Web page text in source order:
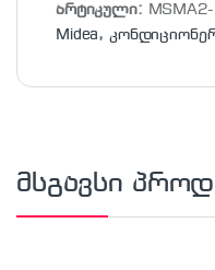
არტიკული:
Midea,
მსგავსი